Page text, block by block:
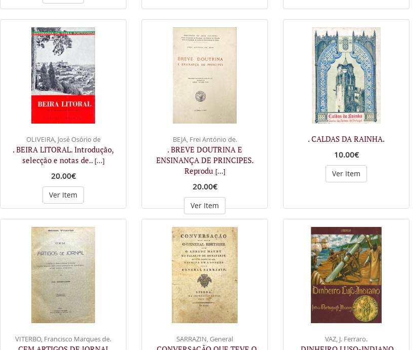
OLIVEIRA, José Osório de
. BEIRA LITORAL. Introdução,
selecção e notas de.. [...]
20.00€
Ver Item
BEJA, Frei António de.
. BREVE DOUTRINA E
ENSINANÇA DE PRINCIPES.
Reprodu [...]
20.00€
Ver Item
. CALDAS DA RAINHA.
10.00€
Ver Item
VITERBO, Francisco Marques de. SARRAZIN, General VAZ, J. Ferraro.